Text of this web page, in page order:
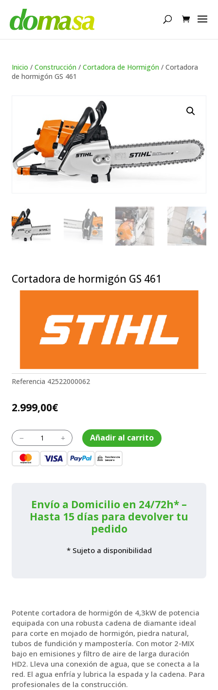
productos
Inicio / Construcción / Cortadora de Hormigón / Cortadora
de hormigón GS 461
Cortadora de hormigón GS 461
Referencia 42522000062
2.999,00€
K
Cortadora
de
hormigón
GS
L Añadir al carrito
Envío a Domicilio en 24/72h* –
Hasta 15 días para devolver tu
pedido
* Sujeto a disponibilidad
Potente cortadora de hormigón de 4,3kW de potencia
equipada con una robusta cadena de diamante ideal
para corte en mojado de hormigón, piedra natural,
tubos de fundición y mampostería. Con motor 2-MIX
bajo en emisiones y filtro de aire de larga duración
HD2. Lleva una conexión de agua, que se conecta a la
red. El agua enfría y lubrica la espada y la cadena. Para
profesionales de la construcción.